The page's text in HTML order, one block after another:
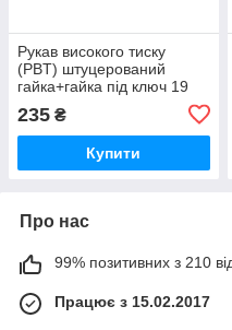
Рукав високого тиску
(РВT) штуцерований
гайка+гайка під ключ 19
1SN DN8 М16х1,5 L=1,0 m
DKM
235 ₴
Купити
Про нас
99% позитивних з 210
Працює з 15.02.2017